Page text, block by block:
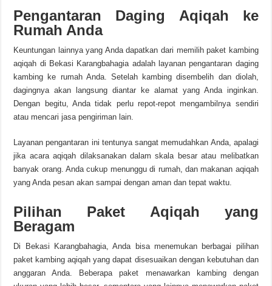
Pengantaran Daging Aqiqah ke
Rumah Anda
Keuntungan lainnya yang Anda dapatkan dari memilih paket kambing
aqiqah di Bekasi Karangbahagia adalah layanan pengantaran daging
kambing ke rumah Anda. Setelah kambing disembelih dan diolah,
dagingnya akan langsung diantar ke alamat yang Anda inginkan.
Dengan begitu, Anda tidak perlu repot-repot mengambilnya sendiri
atau mencari jasa pengiriman lain.
Layanan pengantaran ini tentunya sangat memudahkan Anda, apalagi
jika acara aqiqah dilaksanakan dalam skala besar atau melibatkan
banyak orang. Anda cukup menunggu di rumah, dan makanan aqiqah
yang Anda pesan akan sampai dengan aman dan tepat waktu.
Pilihan Paket Aqiqah yang
Beragam
Di Bekasi Karangbahagia, Anda bisa menemukan berbagai pilihan
paket kambing aqiqah yang dapat disesuaikan dengan kebutuhan dan
anggaran Anda. Beberapa paket menawarkan kambing dengan